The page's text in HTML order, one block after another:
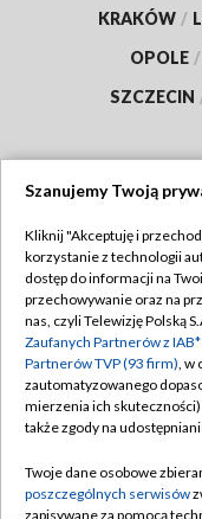
KRAKÓW /
OPOLE /
SZCZECIN
Abonament TVP
Emisja w TVP
Centrum informacji
Naziemna
Rada Programowa
Szanujemy Twoją
Kliknij "Akceptuję i
korzystanie z technologii
dostęp do informacji na
przechowywanie oraz na
nas, czyli Telewizję Polską
Zaufanych Partnerów z
Partnerów TVP (93 firm), w
zautomatyzowanego
mierzenia ich
także zgody na
Twoje dane osobowe
poszczególnych serwisów
zapisywane za pomocą